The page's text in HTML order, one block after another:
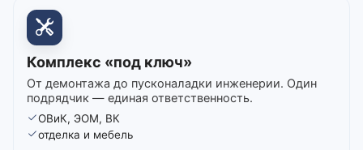
Комплекс «под ключ»
От демонтажа до пусконаладки инженерии. Один
подрядчик — единая ответственность.
ОВиК, ЭОМ, ВК
отделка и мебель